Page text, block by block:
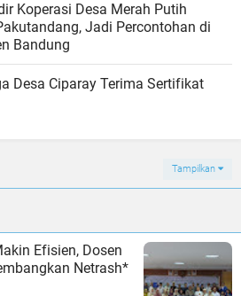
Koperasi Desa Merah Putih
Jadi Percontohan di
Bandung
Desa Ciparay Terima Sertifikat
Tampilkan
Efisien, Dosen
Netrash*